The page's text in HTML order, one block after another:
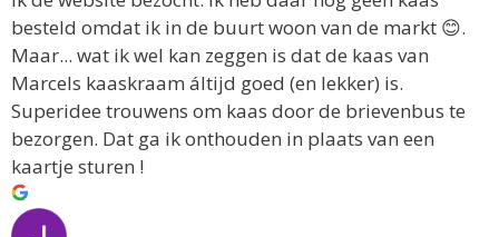
besteld omdat ik in de buurt woon van de markt 😊.
Maar... wat ik wel kan zeggen is dat de kaas van
Marcels kaaskraam áltijd goed (en lekker) is.
Superidee trouwens om kaas door de brievenbus te
bezorgen. Dat ga ik onthouden in plaats van een
kaartje sturen !